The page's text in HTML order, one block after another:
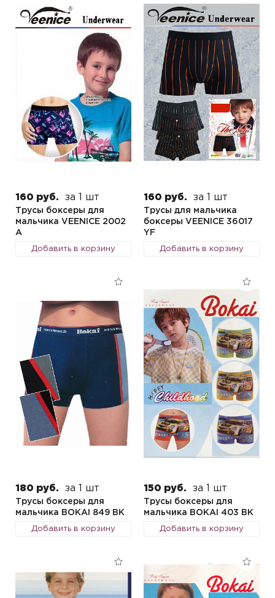
160 руб. за 1 шт
Трусы боксеры для
мальчика VEENICE 2002
A
Добавить в корзину
160 руб. за 1 шт
Трусы для мальчика
боксеры VEENICE 36017
YF
Добавить в корзину
180 руб. за 1 шт
Трусы боксеры для
мальчика BOKAI 849 BK
Добавить в корзину
150 руб. за 1 шт
Трусы боксеры для
мальчика BOKAI 403 BK
Добавить в корзину